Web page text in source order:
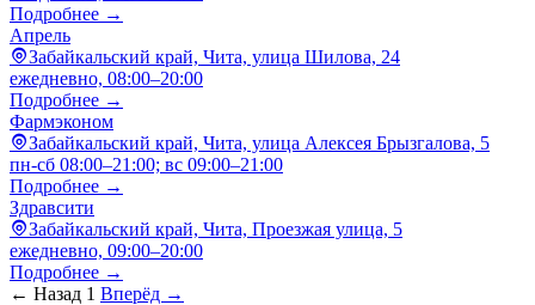
Подробнее →
Апрель
Забайкальский край, Чита, улица Шилова, 24
ежедневно, 08:00–20:00
Подробнее →
Фармэконом
Забайкальский край, Чита, улица Алексея Брызгалова, 5
пн-сб 08:00–21:00; вс 09:00–21:00
Подробнее →
Здравсити
Забайкальский край, Чита, Проезжая улица, 5
ежедневно, 09:00–20:00
Подробнее →
← Назад 1 Вперёд →